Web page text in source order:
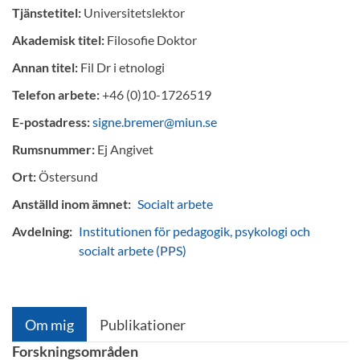
Tjänstetitel: Universitetslektor
Akademisk titel: Filosofie Doktor
Annan titel: Fil Dr i etnologi
Telefon arbete:+46 (0)10-1726519
E-postadress:signe.bremer@miun.se
Rumsnummer: Ej Angivet
Ort:Östersund
Anställd inom ämnet: Socialt arbete
Avdelning: Institutionen för pedagogik, psykologi och
socialt arbete (PPS)
Om mig
Publikationer
Forskningsområden